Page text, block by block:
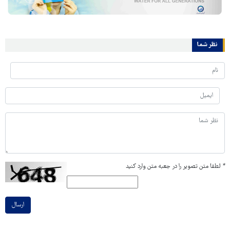
نظر شما
* لطفا متن تصویر را در جعبه متن وارد کنید
ارسال